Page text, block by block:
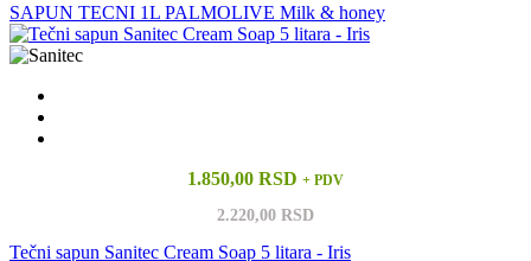
SAPUN TECNI 1L PALMOLIVE Milk & honey
1.850,00 RSD + PDV
2.220,00 RSD
Tečni sapun Sanitec Cream Soap 5 litara - Iris